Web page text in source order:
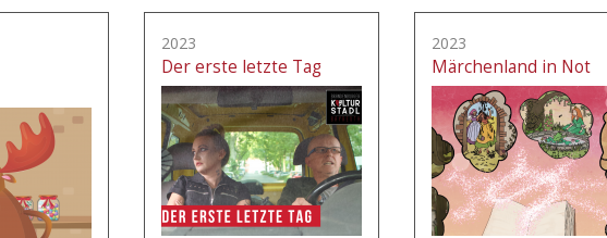
2023
Der erste letzte Tag
2023
Märchenland in Not